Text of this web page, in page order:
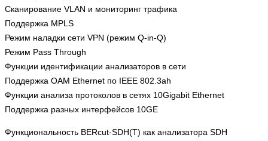
Сканирование VLAN и мониторинг трафика
Поддержка MPLS
Режим наладки сети VPN (режим Q-in-Q)
Режим Pass Through
Функции идентификации анализаторов в сети
Поддержка OAM Ethernet по IEEE 802.3ah
Функции анализа протоколов в сетях 10Gigabit Ethernet
Поддержка разных интерфейсов 10GE
Функциональность BERcut-SDH(T) как анализатора SDH